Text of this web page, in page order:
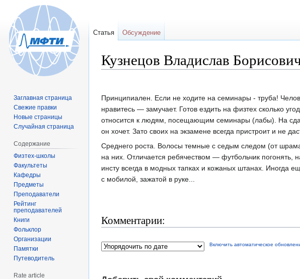
Кузнецов Владислав
к
навигации
к
поиску
Принципиален. Если не ходите на семинары - труба!
нравитесь — замучает. Готов ездить на физтех сколько
относится к людям, посещающим семинары (лабы). На
он хочет. Зато своих на экзамене всегда пристроит и не
Среднего роста. Волосы темные с седым следом (от
на них. Отличается ребячеством — футбольчик погонять,
инсту всегда в модных тапках и кожаных штанах. Иногда
с мобилой, зажатой в руке...
Комментарии:
Включить автоматическое
Статья Обсуждение
Заглавная страница
Свежие правки
Новые страницы
Случайная страница
Содержание
Физтех-школы
Факультеты
Кафедры
Предметы
Преподаватели
Рейтинг
преподавателей
Книги
Фольклор
Организации
Памятки
Путеводитель
Rate article